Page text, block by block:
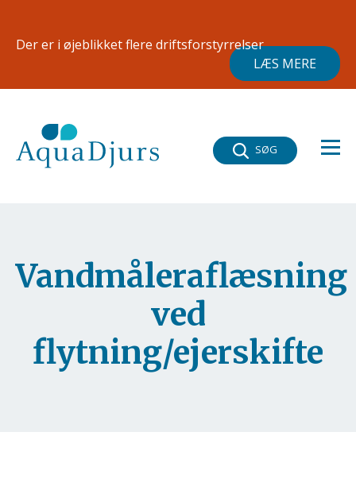
Der er i øjeblikket flere driftsforstyrrelser
LÆS MERE
SØG
Vandmåleraflæsning
ved
flytning/ejerskifte